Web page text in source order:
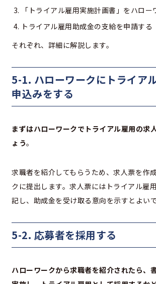
「トライアル雇用実施計画書」をハロ
トライアル雇用助成金の支給を申請する
それぞれ、詳細に解説します。
5-1. ハローワークにトライア
申込みをする
まずはハローワークでトライアル雇用の求
ょう。
求職者を紹介してもらうため、求人票を作
クに提出します。求人票にはトライアル雇
記し、助成金を受け取る意向を示すとよいで
5-2. 応募者を採用する
ハローワークから求職者を紹介されたら、